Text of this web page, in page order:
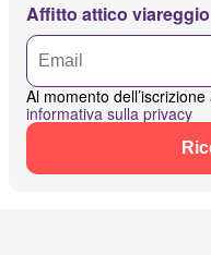
Affitto attico viareggio
Al momento
informativa sulla privacy